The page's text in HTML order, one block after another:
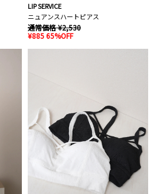
LIP SERVICE
ニュアンスハートピアス
通常価格 ¥2,530
¥885 65%OFF